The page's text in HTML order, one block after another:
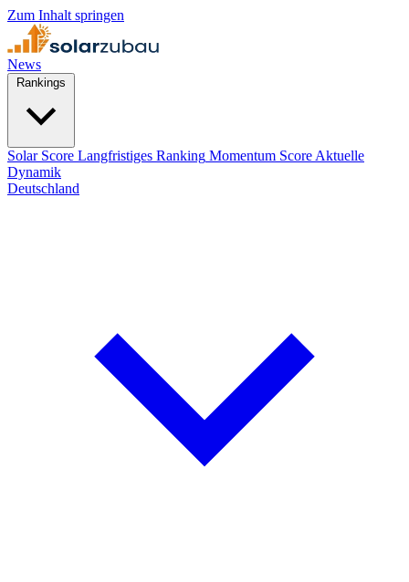
Zum Inhalt springen
News
Solar Score Langfristiges Ranking Momentum Score Aktuelle
Dynamik
Deutschland